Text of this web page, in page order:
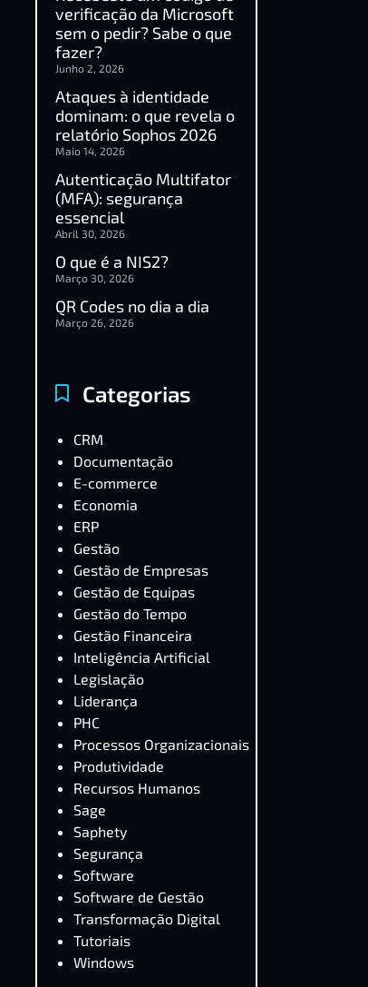
verificação da Microsoft
sem o pedir? Sabe o que
fazer?
Junho 2, 2026
Ataques à identidade
dominam: o que revela o
relatório Sophos 2026
Maio 14, 2026
Autenticação Multifator
(MFA): segurança
essencial
Abril 30, 2026
O que é a NIS2?
Março 30, 2026
QR Codes no dia a dia
Março 26, 2026
Categorias
CRM
Documentação
E-commerce
Economia
ERP
Gestão
Gestão de Empresas
Gestão de Equipas
Gestão do Tempo
Gestão Financeira
Inteligência Artificial
Legislação
Liderança
PHC
Processos Organizacionais
Produtividade
Recursos Humanos
Sage
Saphety
Segurança
Software
Software de Gestão
Transformação Digital
Tutoriais
Windows